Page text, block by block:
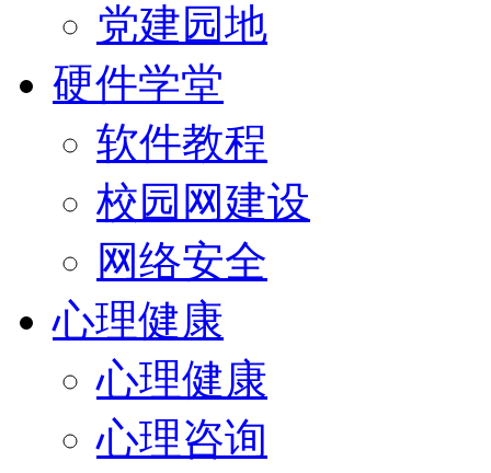
党建园地
硬件学堂
软件教程
校园网建设
网络安全
心理健康
心理健康
心理咨询